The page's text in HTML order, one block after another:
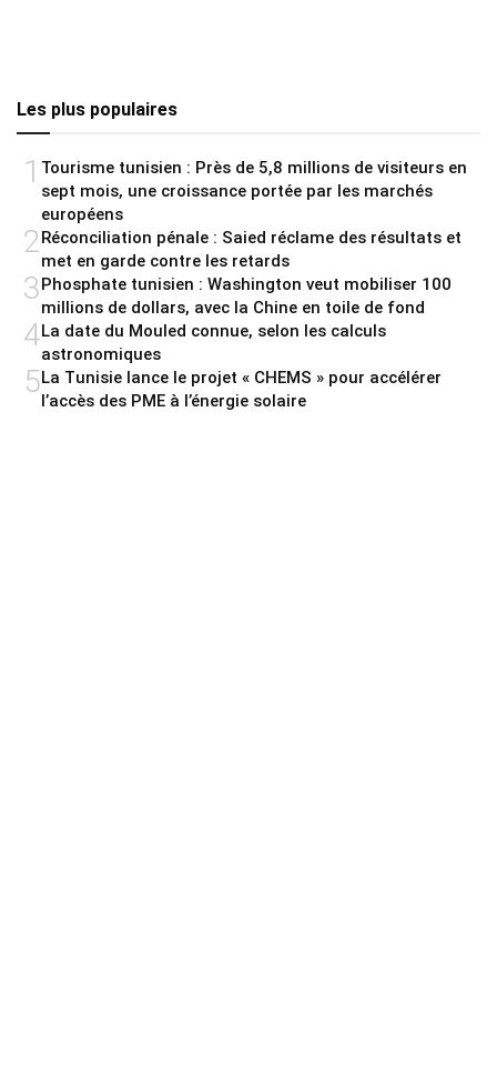
Les plus populaires
1 Tourisme tunisien : Près de 5,8 millions de visiteurs en
sept mois, une croissance portée par les marchés
européens
2Réconciliation pénale : Saied réclame des résultats et
met en garde contre les retards
3Phosphate tunisien : Washington veut mobiliser 100
millions de dollars, avec la Chine en toile de fond
4La date du Mouled connue, selon les calculs
astronomiques
5La Tunisie lance le projet « CHEMS » pour accélérer
l’accès des PME à l’énergie solaire